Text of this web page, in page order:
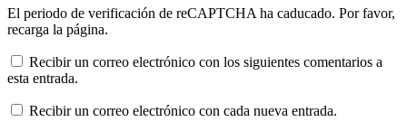
El periodo de verificación de reCAPTCHA ha caducado. Por favor,
recarga la página.
Recibir un correo electrónico con los siguientes comentarios a
esta entrada.
Recibir un correo electrónico con cada nueva entrada.